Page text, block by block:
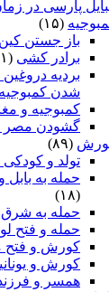
پارسی در
(۱۵)
باز جستن کین
برادر کشی (۱)
بردیه
شدن کمبوجیه
کمبوجیه و
گشودن مصر
(۸۹)
تولد و
حمله به
(۱۸)
حمله به
حمله و فتح
کورش و فتح
کورش و
همسر و